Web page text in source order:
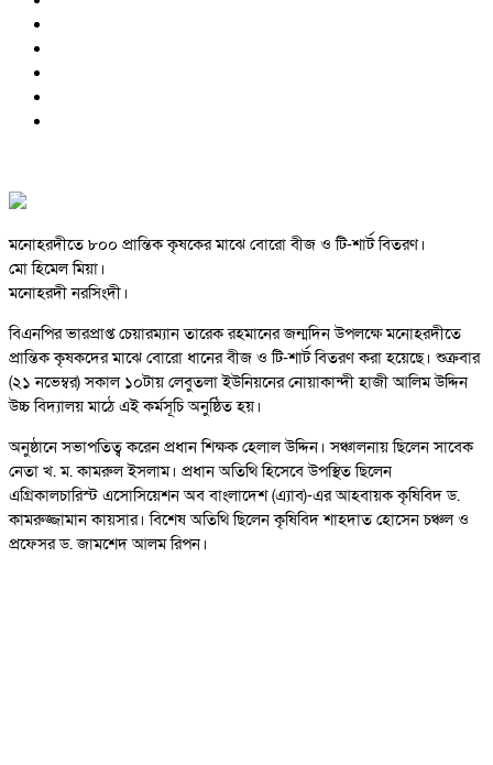
মনোহরদীতে ৮০০ প্রান্তিক কৃষকের মাঝে বোরো বীজ ও টি-শার্ট বিতরণ।
মো হিমেল মিয়া।
মনোহরদী নরসিংদী।
বিএনপির ভারপ্রাপ্ত চেয়ারম্যান তারেক রহমানের জন্মদিন উপলক্ষে মনোহরদীতে
প্রান্তিক কৃষকদের মাঝে বোরো ধানের বীজ ও টি-শার্ট বিতরণ করা হয়েছে। শুক্রবার
(২১ নভেম্বর) সকাল ১০টায় লেবুতলা ইউনিয়নের নোয়াকান্দী হাজী আলিম উদ্দিন
উচ্চ বিদ্যালয় মাঠে এই কর্মসূচি অনুষ্ঠিত হয়।
অনুষ্ঠানে সভাপতিত্ব করেন প্রধান শিক্ষক হেলাল উদ্দিন। সঞ্চালনায় ছিলেন সাবেক
নেতা খ. ম. কামরুল ইসলাম। প্রধান অতিথি হিসেবে উপস্থিত ছিলেন
এগ্রিকালচারিস্ট এসোসিয়েশন অব বাংলাদেশ (এ্যাব)-এর আহবায়ক কৃষিবিদ ড.
কামরুজ্জামান কায়সার। বিশেষ অতিথি ছিলেন কৃষিবিদ শাহদাত হোসেন চঞ্চল ও
প্রফেসর ড. জামশেদ আলম রিপন।